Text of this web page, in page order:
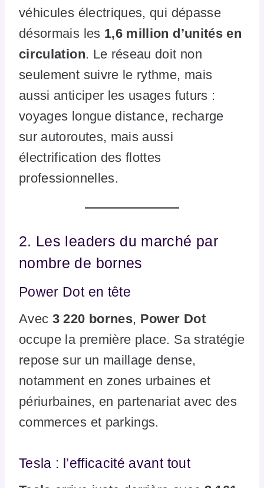
véhicules électriques, qui dépasse
désormais les 1,6 million d’unités en
circulation. Le réseau doit non
seulement suivre le rythme, mais
aussi anticiper les usages futurs :
voyages longue distance, recharge
sur autoroutes, mais aussi
électrification des flottes
professionnelles.
2. Les leaders du marché par
nombre de bornes
Power Dot en tête
Avec 3 220 bornes, Power Dot
occupe la première place. Sa stratégie
repose sur un maillage dense,
notamment en zones urbaines et
périurbaines, en partenariat avec des
commerces et parkings.
Tesla : l’efficacité avant tout